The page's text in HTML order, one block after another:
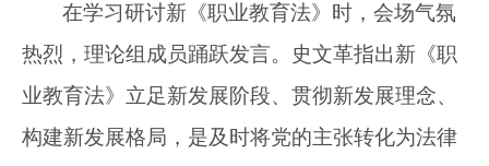
在学习研讨新《职业教育法》时，会场气氛
热烈，理论组成员踊跃发言。史文革指出新《职
业教育法》立足新发展阶段、贯彻新发展理念、
构建新发展格局，是及时将党的主张转化为法律